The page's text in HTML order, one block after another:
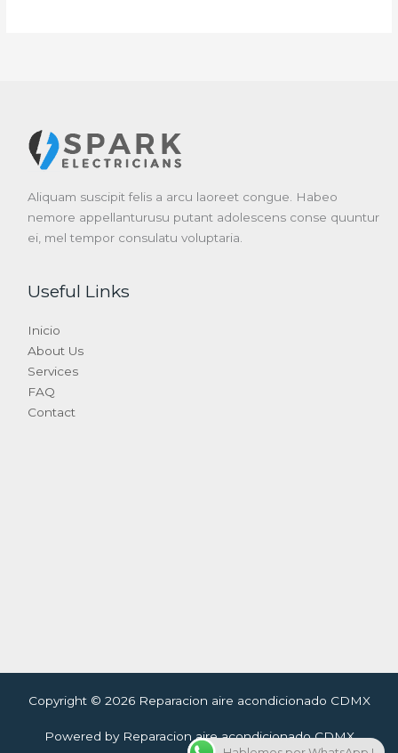
Aliquam suscipit felis a arcu laoreet congue. Habeo
nemore appellanturusu putant adolescens conse quuntur
ei, mel tempor consulatu voluptaria.
Useful Links
Inicio
About Us
Services
FAQ
Contact
Copyright © 2026 Reparacion aire acondicionado CDMX
Powered by Reparacion aire acondicionado CDMX